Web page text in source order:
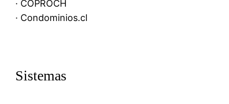
· COPROCH
· Condominios.cl
Sistemas